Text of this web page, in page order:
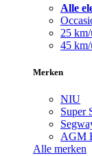
Alle
25
45
Merken
NIU
Super
AGM
Alle merken